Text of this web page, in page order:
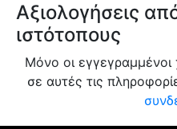
Αξιολογήσεις
ιστότοπους
Μόνο οι
σε αυτές τις